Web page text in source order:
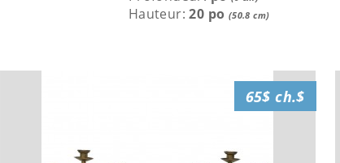
Hauteur: 20 po (50.8 cm)
65$ ch.$